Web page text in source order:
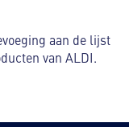
aan de lijst
van ALDI.